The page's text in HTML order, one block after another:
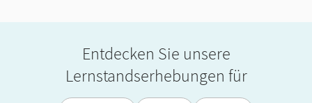
Entdecken Sie unsere
Lernstandserhebungen für